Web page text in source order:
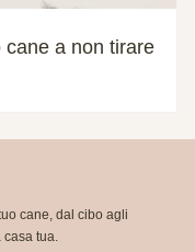
a non tirare
cane, dal cibo agli
tua.